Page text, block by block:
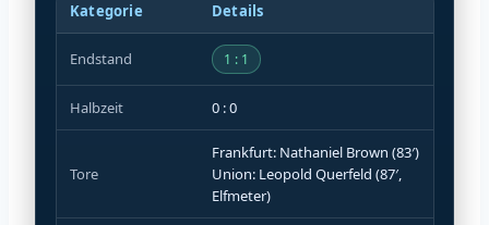
Kategorie Details
Endstand 1 : 1
Halbzeit 0 : 0
Tore
Frankfurt: Nathaniel Brown (83′)
Union: Leopold Querfeld (87′,
Elfmeter)